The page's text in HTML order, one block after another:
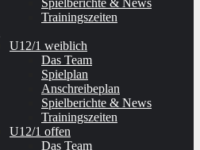
Spielberichte & News
Trainingszeiten
U12/1 weiblich
Das Team
Spielplan
Anschreibeplan
Spielberichte & News
Trainingszeiten
U12/1 offen
Das Team